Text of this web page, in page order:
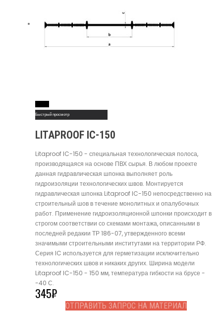
Быстрый просмотр
LITAPROOF IC-150
Litaproof IC-150 - специальная технологическая полоса,
производящаяся на основе ПВХ сырья. В любом проекте
данная гидравлическая шпонка выполняет роль
гидроизоляции технологических швов. Монтируется
гидравлическая шпонка Litaproof IC-150 непосредственно на
строительный шов в течение монолитных и опалубочных
работ. Применение гидроизоляционной шпонки происходит в
строгом соответствии со схемами монтажа, описанными в
последней редакии ТР 186-07, утвержденного всеми
значимыми строительными институтами на территории РФ.
Серия IC используется для герметизации исключительно
технологических швов и никаких других. Ширина модели
Litaproof IC-150 - 150 мм, температура гибкости на брусе -
-40 С.
345₽
ОТПРАВИТЬ ЗАПРОС НА МАТЕРИАЛ